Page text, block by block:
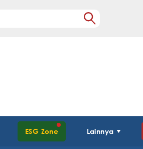
ESG Zone Lainnya